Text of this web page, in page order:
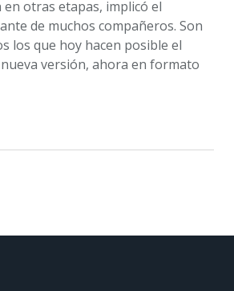
otras etapas, implicó el
de muchos compañeros. Son
los que hoy hacen posible el
versión, ahora en formato